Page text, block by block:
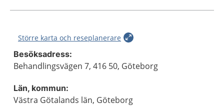
Större karta och reseplanerare
Besöksadress:
Behandlingsvägen 7, 416 50, Göteborg
Län, kommun:
Västra Götalands län, Göteborg